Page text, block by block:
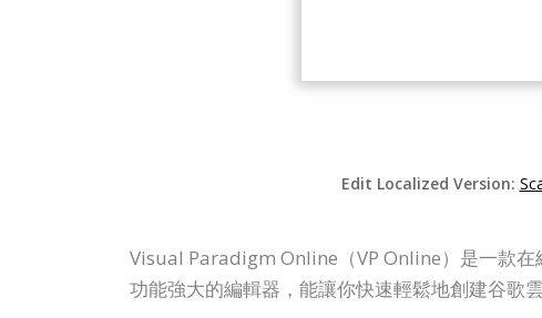
Edit Localized Version:
Visual Paradigm Online（VP Online）是一款在
功能強大的編輯器，能讓你快速輕鬆地創建谷歌雲